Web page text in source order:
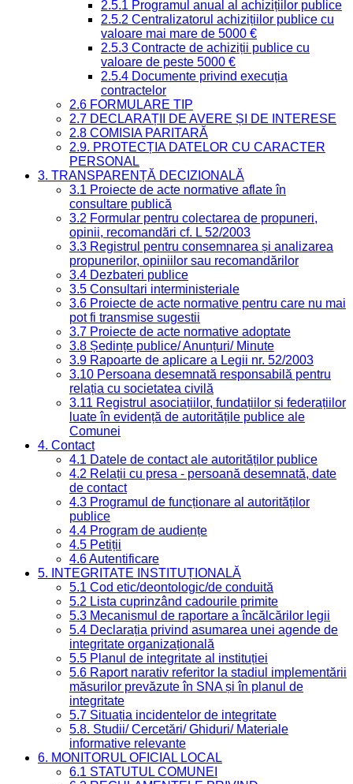
2.5.1 Programul anual al achizițiilor publice
2.5.2 Centralizatorul achizițiilor publice cu
valoare mai mare de 5000 €
2.5.3 Contracte de achiziții publice cu
valoare de peste 5000 €
2.5.4 Documente privind execuția
contractelor
2.6 FORMULARE TIP
2.7 DECLARAȚII DE AVERE ȘI DE INTERESE
2.8 COMISIA PARITARĂ
2.9. PROTECȚIA DATELOR CU CARACTER
PERSONAL
3. TRANSPARENȚĂ DECIZIONALĂ
3.1 Proiecte de acte normative aflate în
consultare publică
3.2 Formular pentru colectarea de propuneri,
opinii, recomandări cf. L 52/2003
3.3 Registrul pentru consemnarea și analizarea
propunerilor, opiniilor sau recomandărilor
3.4 Dezbateri publice
3.5 Consultari interministeriale
3.6 Proiecte de acte normative pentru care nu mai
pot fi transmise sugestii
3.7 Proiecte de acte normative adoptate
3.8 Ședințe publice/ Anunțuri/ Minute
3.9 Rapoarte de aplicare a Legii nr. 52/2003
3.10 Persoana desemnată responsabilă pentru
relația cu societatea civilă
3.11 Registrul asociațiilor, fundațiilor și federațiilor
luate în evidență de autoritățile publice ale
Comunei
4. Contact
4.1 Datele de contact ale autorităților publice
4.2 Relații cu presa - persoană desemnată, date
de contact
4.3 Programul de funcționare al autorităților
publice
4.4 Program de audiențe
4.5 Petiții
4.6 Autentificare
5. INTEGRITATE INSTITUȚIONALĂ
5.1 Cod etic/deontologic/de conduită
5.2 Lista cuprinzând cadourile primite
5.3 Mecanismul de raportare a încălcărilor legii
5.4 Declarația privind asumarea unei agende de
integritate organizațională
5.5 Planul de integritate al instituției
5.6 Raport narativ referitor la stadiul implementării
măsurilor prevăzute în SNA și în planul de
integritate
5.7 Situația incidentelor de integritate
5.8. Studii/ Cercetări/ Ghiduri/ Materiale
informative relevante
6. MONITORUL OFICIAL LOCAL
6.1 STATUTUL COMUNEI